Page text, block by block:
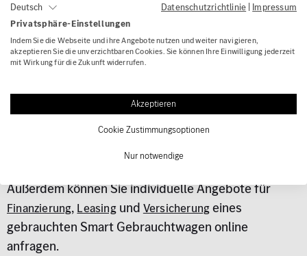
alle Fahrzeuge eingehende Untersuchungen und
Aufbereitungen, um sicherzustellen, Ihnen die beste
Qualität von Smart zu bieten. Das Ergebnis: Eine
Neuwagen-Qualitätmit 24-monatigerjung@smart
Garantie und vielen weiteren Vorteilen.
Ihnen gefällt ein Smart Fortwo Gebrauchtwagen? Sie
Außerdem können Sie individuelle Angebote für
Finanzierung, Leasingund Versicherungeines
gebrauchten Smart Gebrauchtwagen online
anfragen.
Deutsch Datenschutzrichtlinie | Impressum
Privatsphäre-Einstellungen
Indem Sie die Webseite und ihre Angebote nutzen und weiter navigieren,
akzeptieren Sie die unverzichtbaren Cookies. Sie können Ihre Einwilligung jederzeit
mit Wirkung für die Zukunft widerrufen.
Akzeptieren
Cookie Zustimmungsoptionen
Nur notwendige